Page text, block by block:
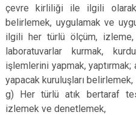
çevre kirliliği ile ilgili
belirlemek, uygulamak ve
ilgili her türlü ölçüm,
laboratuvarlar kurmak,
işlemlerini yapmak, yaptırmak;
yapacak kuruluşları belirlemek,
g) Her türlü atık bertaraf
izlemek ve denetlemek,